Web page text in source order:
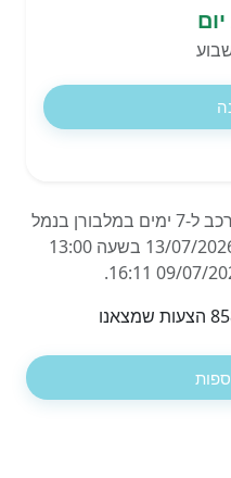
המחירים מבוססים על השכרת רכב ל-7 ימים במלבורן בנמל
התעופה, אוסטרליה, החל מ-13/07/2026 בשעה 13:00